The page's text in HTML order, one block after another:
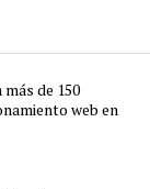
de 150
web en